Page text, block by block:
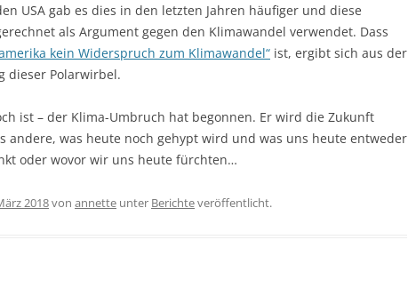
USA gab es dies in den letzten Jahren häufiger und diese
als Argument gegen den Klimawandel verwendet. Dass
kein Widerspruch zum Klimawandel“ ist, ergibt sich aus der
dieser Polarwirbel.
ist – der Klima-Umbruch hat begonnen. Er wird die Zukunft
andere, was heute noch gehypt wird und was uns heute entweder
oder wovor wir uns heute fürchten…
2018von annette unter Berichteveröffentlicht.